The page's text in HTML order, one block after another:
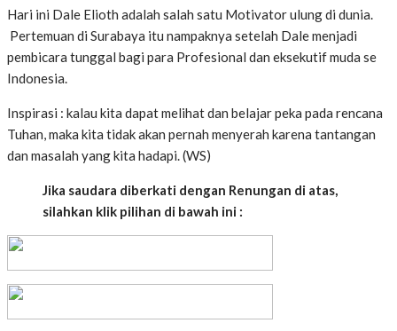
Hari ini Dale Elioth adalah salah satu Motivator ulung di dunia.
Pertemuan di Surabaya itu nampaknya setelah Dale menjadi
pembicara tunggal bagi para Profesional dan eksekutif muda se
Indonesia.
Inspirasi : kalau kita dapat melihat dan belajar peka pada rencana
Tuhan, maka kita tidak akan pernah menyerah karena tantangan
dan masalah yang kita hadapi. (WS)
Jika saudara diberkati dengan Renungan di atas,
silahkan klik pilihan di bawah ini :